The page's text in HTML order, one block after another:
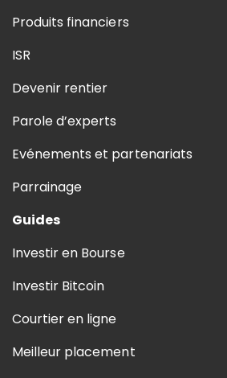
Produits financiers
ISR
Devenir rentier
Parole d’experts
Evénements et partenariats
Parrainage
Guides
Investir en Bourse
Investir Bitcoin
Courtier en ligne
Meilleur placement